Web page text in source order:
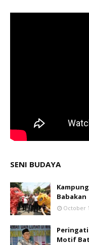
SENI BUDAYA
Babakan
October
Motif